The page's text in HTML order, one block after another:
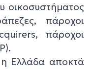
οικοσυστήματος
πάροχοι
πάροχοι
Ελλάδα αποκτά